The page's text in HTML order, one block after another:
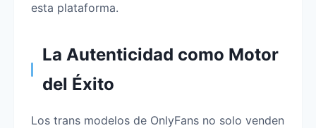
esta plataforma.
La Autenticidad como Motor
del Éxito
Los trans modelos de OnlyFans no solo venden